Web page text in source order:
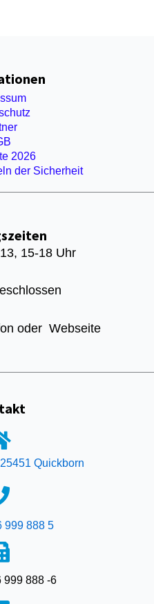
2026
der Sicherheit
15-18 Uhr
oder Webseite
Quickborn
999 888 5
999 888 -6